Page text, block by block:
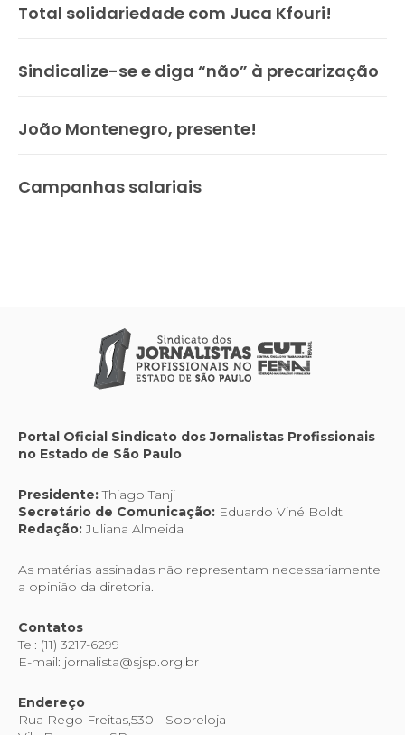
Total solidariedade com Juca Kfouri!
Sindicalize-se e diga “não” à precarização
João Montenegro, presente!
Campanhas salariais
Portal Oficial Sindicato dos Jornalistas Profissionais
no Estado de São Paulo
Presidente:Thiago Tanji
Secretário de Comunicação: Eduardo Viné Boldt
Redação:Juliana Almeida
As matérias assinadas não representam necessariamente
a opinião da diretoria.
Contatos
Tel: (11) 3217-6299
E-mail: jornalista@sjsp.org.br
Endereço
Rua Rego Freitas,530 - Sobreloja